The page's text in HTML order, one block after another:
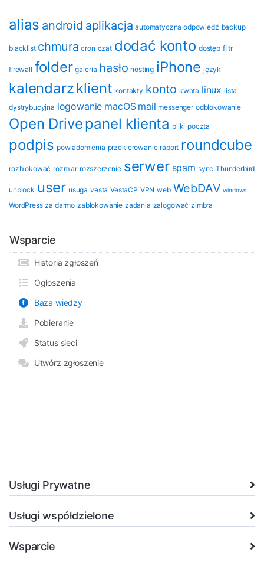
alias android aplikacja automatyczna odpowiedź backup
blacklist chmura cron czat dodać konto dostęp filtr
firewall folder galeria hasło hosting iPhone język
kalendarzklient kontakty konto kwota linux lista
dystrybucyjna logowanie macOS mail messenger odblokowanie
Open Drivepanel klienta pliki poczta
podpis powiadomienia przekierowanie raport roundcube
rozblokować rozmiar rozszerzenie serwer spam sync Thunderbird
unblock user usuga vesta VestaCP VPN web WebDAV windows
WordPress za darmo zablokowanie zadania zalogować zimbra
Wsparcie
Historia zgłoszeń
Ogłoszenia
Baza wiedzy
Pobieranie
Status sieci
Utwórz zgłoszenie
Usługi Prywatne
Usługi współdzielone
Wsparcie